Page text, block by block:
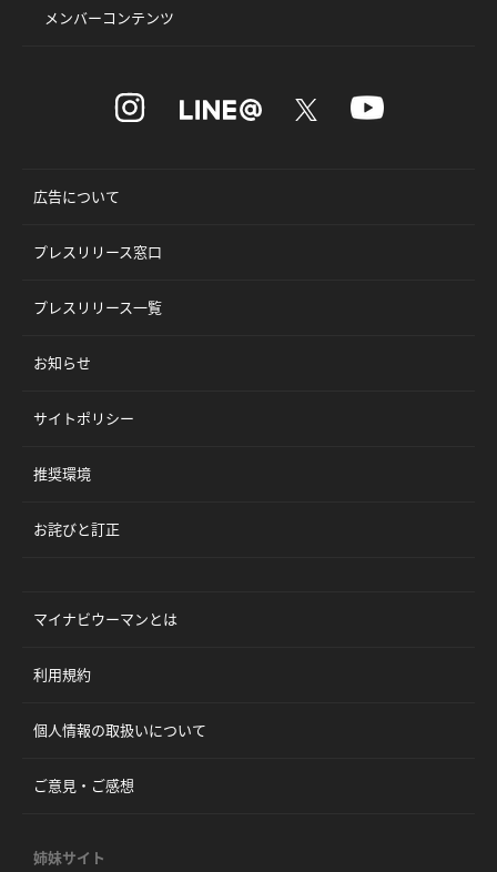
メンバーコンテンツ
広告について
プレスリリース窓口
プレスリリース一覧
お知らせ
サイトポリシー
推奨環境
お詫びと訂正
マイナビウーマンとは
利用規約
個人情報の取扱いについて
ご意見・ご感想
姉妹サイト